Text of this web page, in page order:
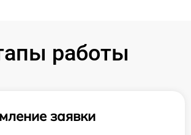
работы
заявки